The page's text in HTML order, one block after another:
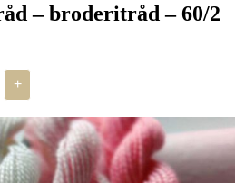
– broderitråd – 60/2
+